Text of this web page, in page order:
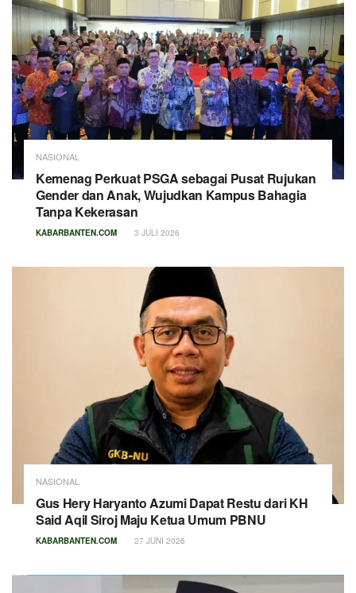
NASIONAL
Kemenag Perkuat PSGA sebagai Pusat Rujukan
Gender dan Anak, Wujudkan Kampus Bahagia
Tanpa Kekerasan
KABARBANTEN.COM 3 JULI 2026
NASIONAL
Gus Hery Haryanto Azumi Dapat Restu dari KH
Said Aqil Siroj Maju Ketua Umum PBNU
KABARBANTEN.COM 27 JUNI 2026